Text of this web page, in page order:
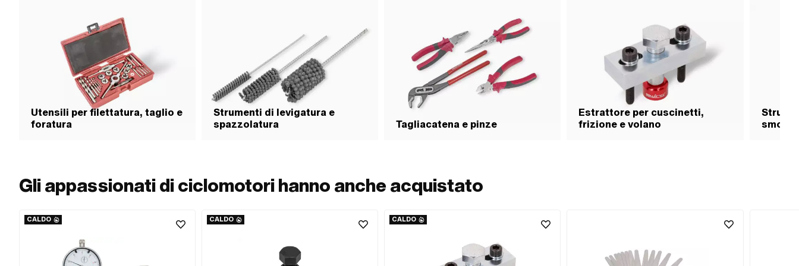
Utensili per filettatura, taglio e
foratura
Strumenti di levigatura e
spazzolatura
Tagliacatena e pinze
Estrattore per cuscinetti,
frizione e volano
Gli appassionati di ciclomotori hanno anche acquistato
CALDO CALDO CALDO